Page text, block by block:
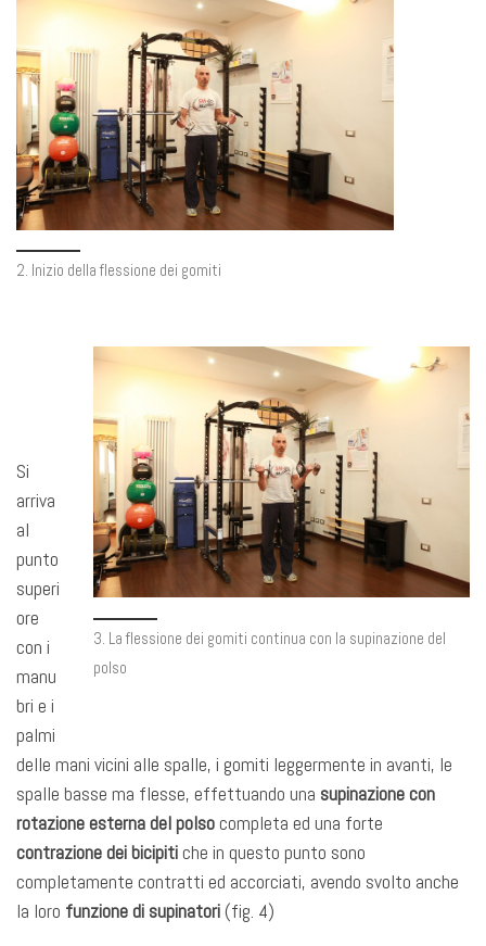
2. Inizio della flessione dei gomiti
3. La flessione dei gomiti continua con la supinazione del
polso
Si
arriva
al
punto
superi
ore
con i
manu
bri e i
palmi
delle mani vicini alle spalle, i gomiti leggermente in avanti, le
spalle basse ma flesse, effettuando una supinazione con
rotazione esterna del polsocompleta ed una forte
contrazione dei bicipitiche in questo punto sono
completamente contratti ed accorciati, avendo svolto anche
la loro funzione di supinatori (fig. 4)